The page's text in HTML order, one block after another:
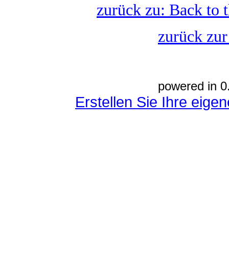
zurück zu: Back to
zurück
powered in
Erstellen Sie Ihre